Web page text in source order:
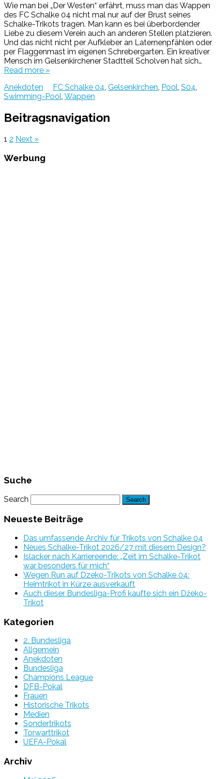
Wie man bei „Der Westen“ erfährt, muss man das Wappen
des FC Schalke 04 nicht mal nur auf der Brust seines
Schalke-Trikots tragen. Man kann es bei überbordender
Liebe zu diesem Verein auch an anderen Stellen platzieren.
Und das nicht nicht per Aufkleber an Laternenpfählen oder
per Flaggenmast im eigenen Schrebergarten. Ein kreativer
Mensch im Gelsenkirchener Stadtteil Scholven hat sich…
Read more »
Anekdoten
FC Schalke 04, Gelsenkirchen, Pool, S04,
Swimming-Pool, Wappen
Beitragsnavigation
1 2 Next »
Werbung
Suche
Search
Neueste Beiträge
Das umfassende Archiv für Trikots von Schalke 04
Neues Schalke-Trikot 2026/27 mit diesem Design?
Islacker nach Karriereende: „Zeit im Schalke-Trikot
war besonders für mich“
Wegen Run auf Dzeko-Trikots von Schalke 04:
Heimtrikot in Kürze ausverkauft
Auch dieser Bundesliga-Profi kaufte sich ein Džeko-
Trikot
Kategorien
2. Bundesliga
Allgemein
Anekdoten
Bundesliga
Champions League
DFB-Pokal
Frauen
Historische Trikots
Medien
Sondertrikots
Torwarttrikot
UEFA-Pokal
Archiv